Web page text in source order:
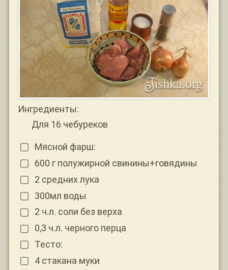
Ингредиенты:
Для 16 чебуреков
Мясной фарш:
600 г полужирной свинины+говядины
2 средних лука
300мл воды
2 ч.л. соли без верха
0,3 ч.л. черного перца
Тесто:
4 стакана муки